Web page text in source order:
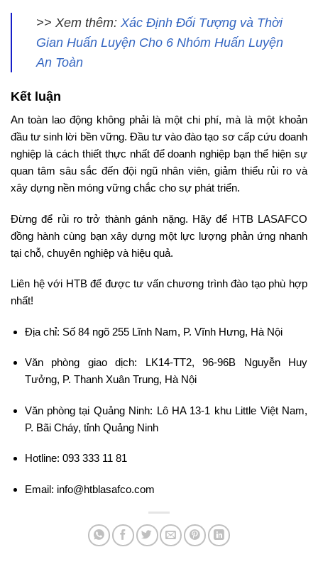
>> Xem thêm: Xác Định Đối Tượng và Thời
Gian Huấn Luyện Cho 6 Nhóm Huấn Luyện
An Toàn
Kết luận
An toàn lao động không phải là một chi phí, mà là một khoản
đầu tư sinh lời bền vững. Đầu tư vào đào tạo sơ cấp cứu doanh
nghiệp là cách thiết thực nhất để doanh nghiệp bạn thể hiện sự
quan tâm sâu sắc đến đội ngũ nhân viên, giảm thiểu rủi ro và
xây dựng nền móng vững chắc cho sự phát triển.
Đừng để rủi ro trở thành gánh nặng. Hãy để HTB LASAFCO
đồng hành cùng bạn xây dựng một lực lượng phản ứng nhanh
tại chỗ, chuyên nghiệp và hiệu quả.
Liên hệ với HTB để được tư vấn chương trình đào tạo phù hợp
nhất!
Địa chỉ: Số 84 ngõ 255 Lĩnh Nam, P. Vĩnh Hưng, Hà Nội
Văn phòng giao dịch: LK14-TT2, 96-96B Nguyễn Huy
Tưởng, P. Thanh Xuân Trung, Hà Nội
Văn phòng tại Quảng Ninh: Lô HA 13-1 khu Little Việt Nam,
P. Bãi Cháy, tỉnh Quảng Ninh
Hotline: 093 333 11 81
Email: info@htblasafco.com